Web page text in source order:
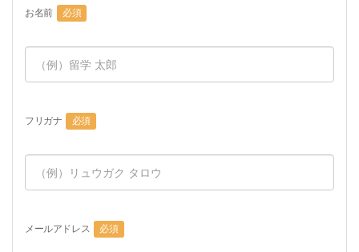
お名前 必須
フリガナ 必須
メールアドレス 必須